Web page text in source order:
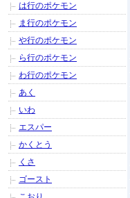
は行のポケモン
ま行のポケモン
や行のポケモン
ら行のポケモン
わ行のポケモン
あく
いわ
エスパー
かくとう
くさ
ゴースト